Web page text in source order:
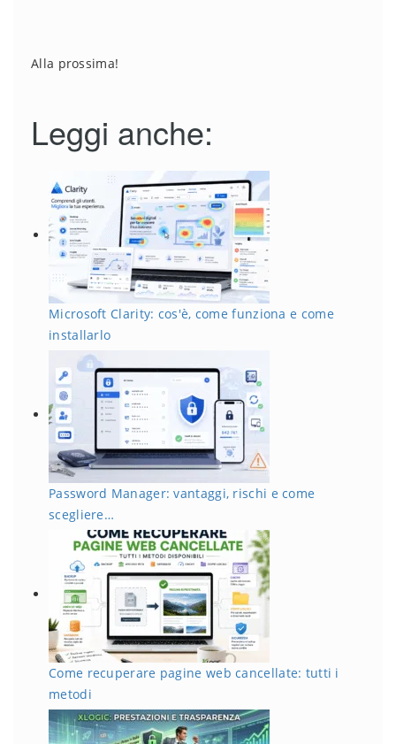
Alla prossima!
Leggi anche:
Microsoft Clarity: cos'è, come funziona e come
installarlo
Password Manager: vantaggi, rischi e come
scegliere…
Come recuperare pagine web cancellate: tutti i
metodi